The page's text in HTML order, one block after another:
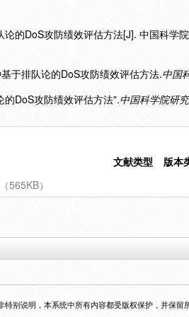
论的DoS攻防绩效评估方法[J]. 中国科学
于排队论的DoS攻防绩效评估方法.中国
DoS攻防绩效评估方法".中国科学院研
文献类型 版本
565KB）
特别说明，本系统中所有内容都受版权保护，并保留